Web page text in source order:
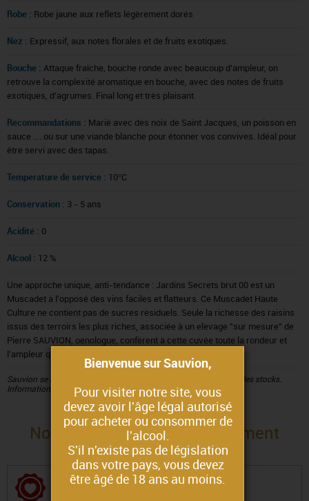
Robe : Robe jaune aux reflets légèrement dorés
Nez : Expressif, aux notes florales et de fruits exotiques.
Bouche : Attaque fraîche, bouche ronde avec beaucoup d'ampleur, on
retrouve la complexité aromatique en bouche, avec des notes de fruits
exotiques, d'agrumes. Final long et très plaisant.
Recommandations : Marié avec des noix de Saint Jacques, un poisson en
sauce .... ou sur une viande blanche pour étonner vos convives. Idéal pour
être servi avec des tapas.
Temperature de service : 10°C
Conservation : 3 - 5 ans
Acidité : 0
Alcool : 12 %
Une approche unique, anti-tendance : Jardins Secrets brut 00 est un
Muscadet à l'opposé des vins faciles et flatteurs. Ce Muscadet Haute
Culture ne contient pas de sucres résiduels. Seule la richesse des raisins
issus des terroirs les plus riches, associée à un elevage "sur mesure" de
Pierre SAUVION, oenologue, confèrent à cette cuvée toute la rondeur et
l'ampleur qui la caractérisent.
Sauvion se réserve le droit du millésime selon les disponibilités des stocks.
Information sur simple demande.
Nous vous proposons également
Bienvenue sur Sauvion,
Pour visiter notre site, vous
devez avoir l'âge légal autorisé
pour acheter ou consommer de
l'alcool.
S'il n'existe pas de législation
dans votre pays, vous devez
être âgé de 18 ans au moins.